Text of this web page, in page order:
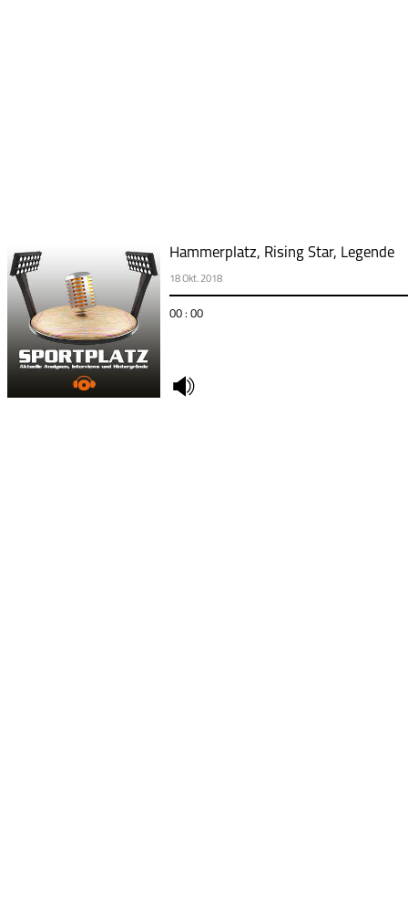
Hammerplatz, Rising Star, Legende
18 Okt. 2018
00 : 00